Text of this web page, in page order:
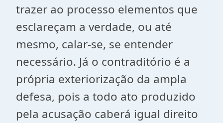
trazer ao processo elementos que
esclareçam a verdade, ou até
mesmo, calar-se, se entender
necessário. Já o contraditório é a
própria exteriorização da ampla
defesa, pois a todo ato produzido
pela acusação caberá igual direito